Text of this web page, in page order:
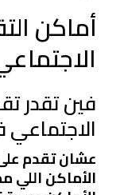
أماكن
فين تقدر
الاجتماعي في
عشان تقدم
الأماكن